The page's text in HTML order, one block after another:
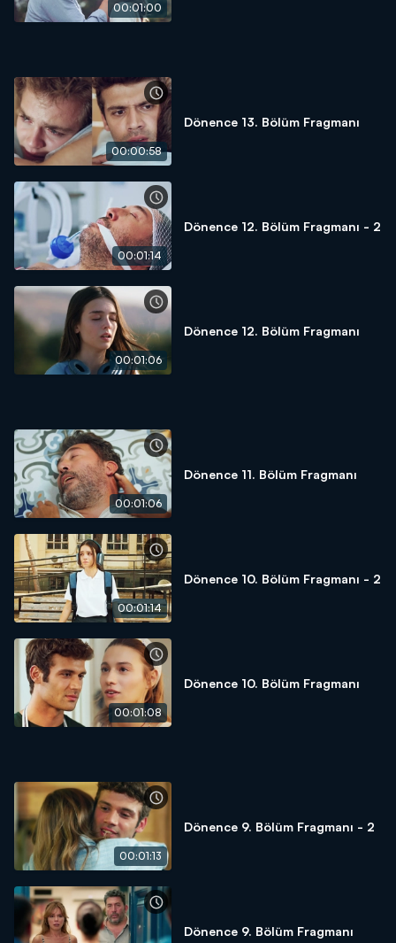
00:01:00
00:00:58
Dönence 13. Bölüm Fragmanı
00:01:14
Dönence 12. Bölüm Fragmanı - 2
00:01:06
Dönence 12. Bölüm Fragmanı
00:01:06
Dönence 11. Bölüm Fragmanı
00:01:14
Dönence 10. Bölüm Fragmanı - 2
00:01:08
Dönence 10. Bölüm Fragmanı
00:01:13
Dönence 9. Bölüm Fragmanı - 2
Dönence 9. Bölüm Fragmanı